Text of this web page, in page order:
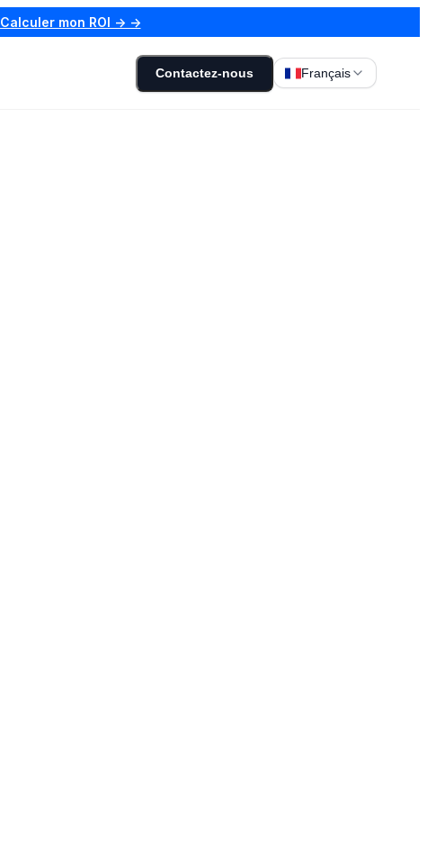
Calculer mon ROI → →
Contactez-nous Français